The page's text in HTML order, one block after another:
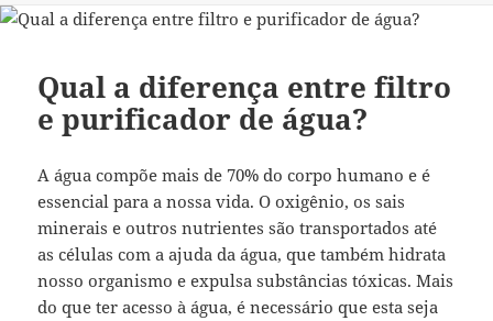
Qual a diferença entre filtro
e purificador de água?
A água compõe mais de 70% do corpo humano e é
essencial para a nossa vida. O oxigênio, os sais
minerais e outros nutrientes são transportados até
as células com a ajuda da água, que também hidrata
nosso organismo e expulsa substâncias tóxicas. Mais
do que ter acesso à água, é necessário que esta seja